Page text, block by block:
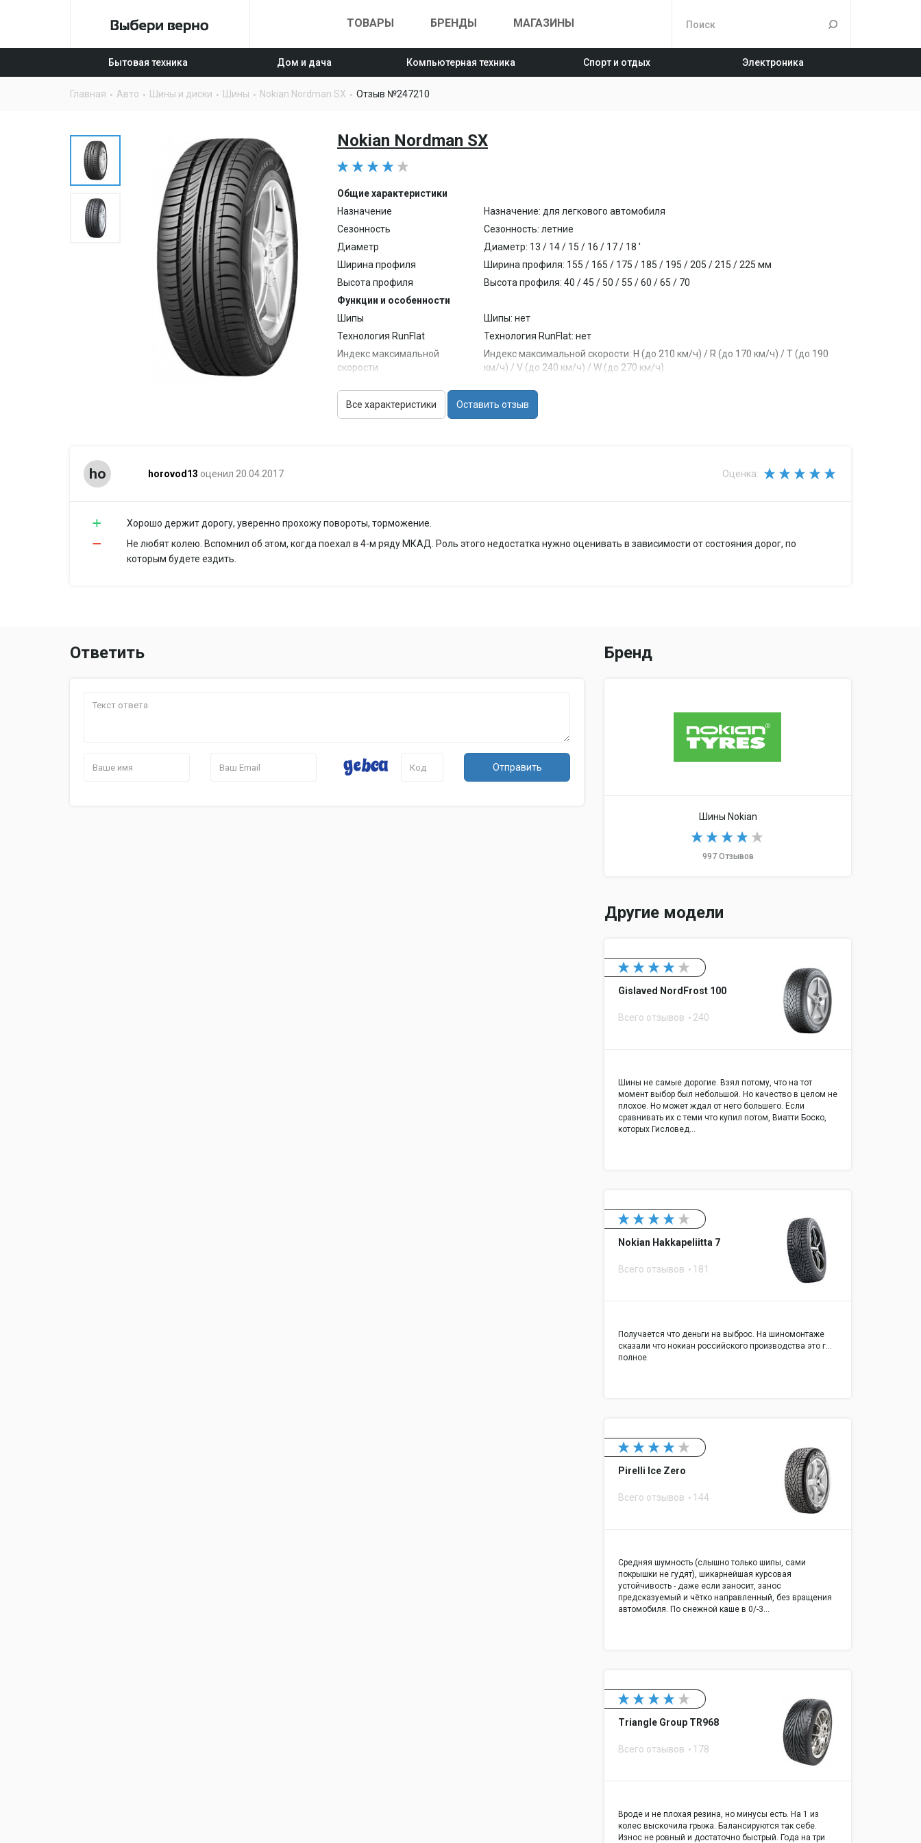
ТОВАРЫ БРЕНДЫ МАГАЗИНЫ
Бытовая техника Дом и дача Компьютерная техника Спорт и отдых Электроника
Главная Авто Шины и диски Шины Nokian Nordman SX Отзыв №247210
Nokian Nordman SX
Общие характеристики
Назначение
Назначение: для легкового автомобиля
Сезонность
Сезонность: летние
Диаметр
Диаметр: 13 / 14 / 15 / 16 / 17 / 18 '
Ширина профиля
Ширина профиля: 155 / 165 / 175 / 185 / 195 / 205 / 215 / 225 мм
Высота профиля
Высота профиля: 40 / 45 / 50 / 55 / 60 / 65 / 70
Функции и особенности
Шипы
Шипы: нет
Технология RunFlat
Технология RunFlat: нет
Индекс максимальной
скорости
Индекс максимальной скорости: H (до 210 км/ч) / R (до 170 км/ч) / T (до 190
км/ч) / V (до 240 км/ч) / W (до 270 км/ч)
Максимальная нагрузка
(на одну шину)
Максимальная нагрузка (на одну шину): 387...850 кг
Все характеристики Оставить отзыв
ho horovod13 оценил 20.04.2017 Оценка:
Хорошо держит дорогу, уверенно прохожу повороты, торможение.
Не любят колею. Вспомнил об этом, когда поехал в 4-м ряду МКАД. Роль этого недостатка нужно оценивать в зависимости от состояния дорог, по
которым будете ездить.
Ответить
Отправить
Бренд
Шины Nokian
997 Отзывов
Другие модели
Gislaved NordFrost 100
Всего отзывов 240
Шины не самые дорогие. Взял потому, что на тот
момент выбор был небольшой. Но качество в целом не
плохое. Но может ждал от него большего. Если
сравнивать их с теми что купил потом, Виатти Боско,
которых Гисловед…
Nokian Hakkapeliitta 7
Всего отзывов 181
Получается что деньги на выброс. На шиномонтаже
сказали что нокиан российского производства это г...
полное.
Pirelli Ice Zero
Всего отзывов 144
Средняя шумность (слышно только шипы, сами
покрышки не гудят), шикарнейшая курсовая
устойчивость - даже если заносит, занос
предсказуемый и чётко направленный, без вращения
автомобиля. По снежной каше в 0/-3…
Triangle Group TR968
Всего отзывов 178
Вроде и не плохая резина, но минусы есть. На 1 из
колес выскочила грыжа. Балансируются так себе.
Износ не ровный и достаточно быстрый. Года на три